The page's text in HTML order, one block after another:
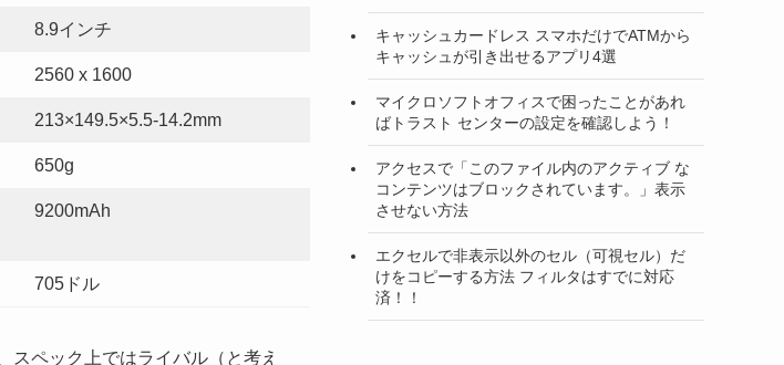
8.9インチ
2560 x 1600
213×149.5×5.5-14.2mm
650g
9200mAh
705ドル
スペック上ではライバル（と考え
キャッシュカードレス スマホだけでATMから
キャッシュが引き出せるアプリ4選
マイクロソフトオフィスで困ったことがあれ
ばトラスト センターの設定を確認しよう！
アクセスで「このファイル内のアクティブ な
コンテンツはブロックされています。」表示
させない方法
エクセルで非表示以外のセル（可視セル）だ
けをコピーする方法 フィルタはすでに対応
済！！